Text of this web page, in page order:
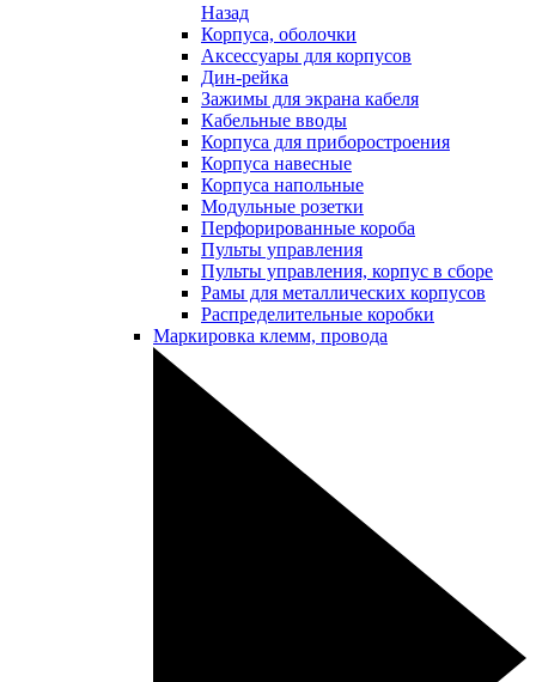
Назад
Корпуса, оболочки
Аксессуары для корпусов
Дин-рейка
Зажимы для экрана кабеля
Кабельные вводы
Корпуса для приборостроения
Корпуса навесные
Корпуса напольные
Модульные розетки
Перфорированные короба
Пульты управления
Пульты управления, корпус в сборе
Рамы для металлических корпусов
Распределительные коробки
Маркировка клемм, провода